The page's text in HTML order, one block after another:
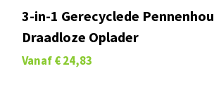
3-in-1 Gerecyclede
Draadloze Oplader
Vanaf € 24,83